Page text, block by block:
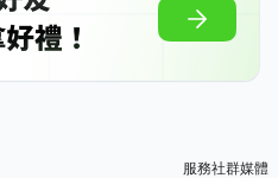
服務社群媒體